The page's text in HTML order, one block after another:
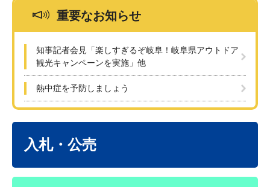
重要なお知らせ
知事記者会見「楽しすぎるぞ岐阜！岐阜県アウトドア
観光キャンペーンを実施」他
熱中症を予防しましょう
入札・公売